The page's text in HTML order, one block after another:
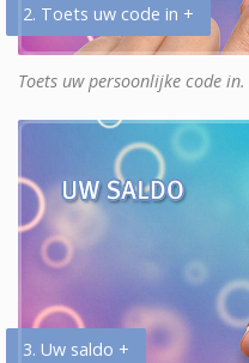
2. Toets uw code in +
Toets uw persoonlijke code in.
3. Uw saldo +